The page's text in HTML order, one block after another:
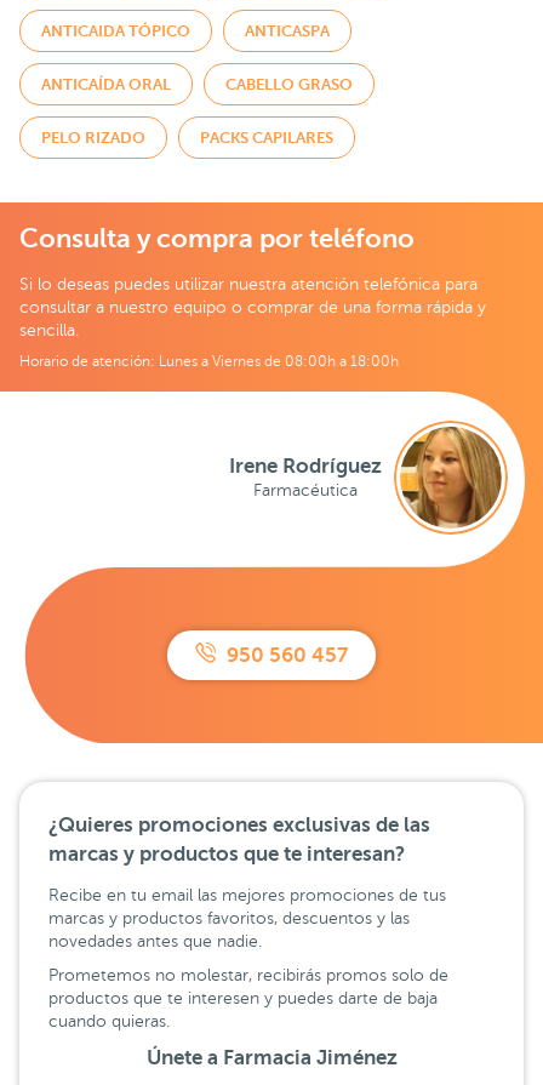
ANTICAIDA TÓPICO ANTICASPA
ANTICAÍDA ORAL CABELLO GRASO
PELO RIZADO PACKS CAPILARES
Consulta y compra por teléfono
Si lo deseas puedes utilizar nuestra atención telefónica para
consultar a nuestro equipo o comprar de una forma rápida y
sencilla.
Horario de atención: Lunes a Viernes de 08:00h a 18:00h
950 560 457
Irene Rodríguez
Farmacéutica
¿Quieres promociones exclusivas de las
marcas y productos que te interesan?
Recibe en tu email las mejores promociones de tus
marcas y productos favoritos, descuentos y las
novedades antes que nadie.
Prometemos no molestar, recibirás promos solo de
productos que te interesen y puedes darte de baja
cuando quieras.
Únete a Farmacia Jiménez